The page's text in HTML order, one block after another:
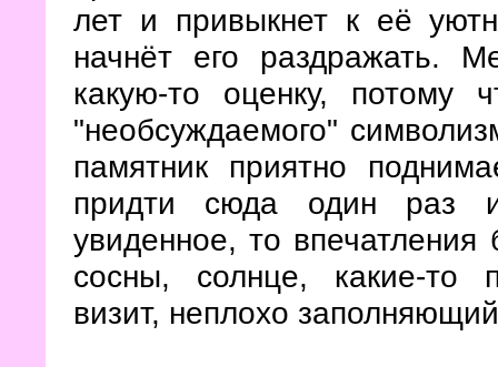
лет и привыкнет к её
начнёт его раздражать.
какую-то оценку, потому
"необсуждаемого"
памятник приятно
придти сюда один раз
увиденное, то
сосны, солнце, какие-то
визит, неплохо